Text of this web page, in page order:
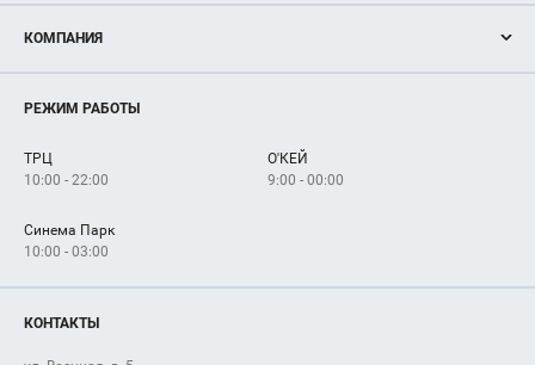
Новости
Магазины
Услуги
КОМПАНИЯ
Рекламодателям
Как добраться
РЕЖИМ РАБОТЫ
ТРЦ
10:00 - 22:00
О'КЕЙ
9:00 - 00:00
Синема Парк
10:00 - 03:00
КОНТАКТЫ